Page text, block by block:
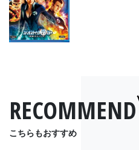
RECOMMEND
こちらもおすすめ